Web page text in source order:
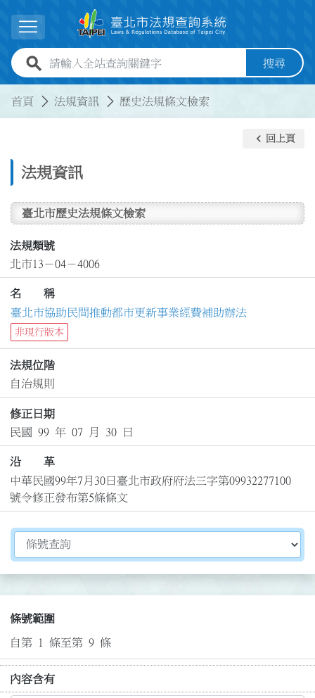
展開選單
全站查詢關鍵字欄位 搜尋
首頁 法規資訊 歷史法規條文檢索
法規資訊
keyboard_arrow_left 回上頁
臺北市歷史法規條文檢索
法規類號
北市13－04－4006
名 稱
臺北市協助民間推動都市更新事業經費補助辦法
非現行版本
法規位階
自治規則
修正日期
民國 99 年 07 月 30 日
沿 革
中華民國99年7月30日臺北市政府府法三字第09932277100
號令修正發布第5條條文
切換選擇法規資訊內容
條號範圍
自第 1 條至第 9 條
內容含有